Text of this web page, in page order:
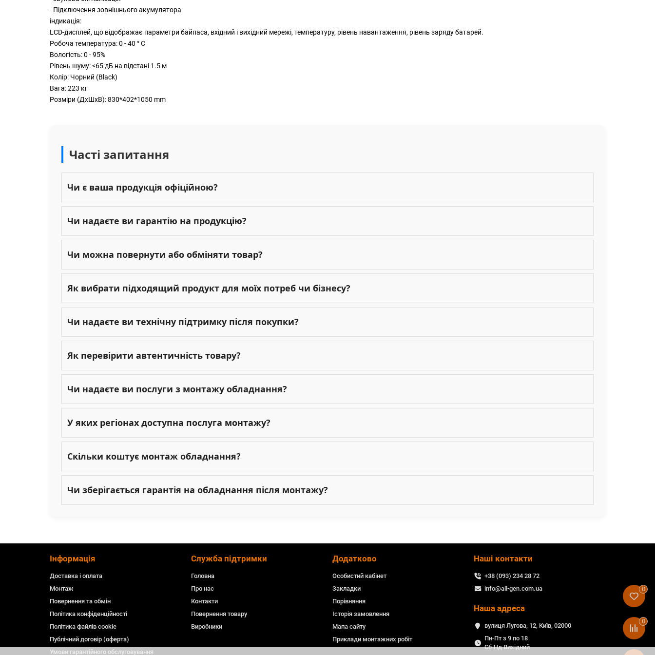
- Підключення зовнішнього акумулятора
індикація:
LCD-дисплей, що відображає параметри байпаса, вхідний і вихідний мережі, температуру, рівень навантаження, рівень заряду батарей.
Робоча температура: 0 - 40 ° С
Вологість: 0 - 95%
Рівень шуму: <65 дБ на відстані 1.5 м
Колір: Чорний (Black)
Вага: 223 кг
Розміри (ДxШxВ): 830*402*1050 mm
Часті запитання
Чи є ваша продукція офіційною?
Чи надаєте ви гарантію на продукцію?
Чи можна повернути або обміняти товар?
Як вибрати підходящий продукт для моїх потреб чи бізнесу?
Чи надаєте ви технічну підтримку після покупки?
Як перевірити автентичність товару?
Чи надаєте ви послуги з монтажу обладнання?
У яких регіонах доступна послуга монтажу?
Скільки коштує монтаж обладнання?
Чи зберігається гарантія на обладнання після монтажу?
Інформація
Доставка і оплата
Монтаж
Повернення та обмін
Політика конфіденційності
Політика файлів cookie
Публічний договір (оферта)
Умови гарантійного обслуговування
Служба підтримки
Головна
Про нас
Контакти
Повернення товару
Виробники
Додатково
Особистий кабінет
Закладки
Порівняння
Історія замовлення
Мапа сайту
Приклади монтажних робіт
Наші контакти
+38 (093) 234 28 72
info@all-gen.com.ua
Наша адреса
вулиця Лугова, 12, Київ, 02000
Пн-Пт з 9 по 18
Сб-Нд Вихідний
0
0